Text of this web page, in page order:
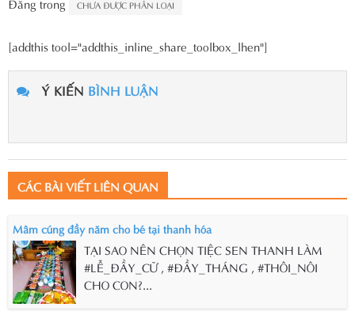
CHƯA ĐƯỢC PHÂN LOẠI
[addthis tool="addthis_inline_share_toolbox_lhen"]
Ý KIẾN BÌNH LUẬN
CÁC BÀI VIẾT LIÊN QUAN
Mâm cúng đầy năm cho bé tại thanh hóa
TẠI SAO NÊN CHỌN TIỆC SEN THANH LÀM
#LỄ_ĐẦY_CỮ , #ĐẦY_THÁNG , #THÔI_NÔI
CHO CON?...